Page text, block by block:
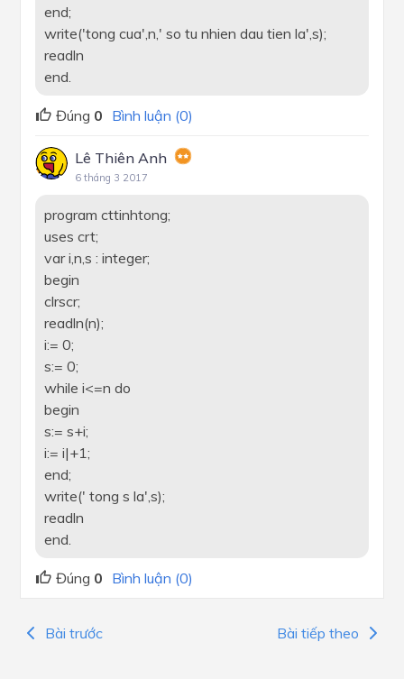
end;
write('tong cua',n,' so tu nhien dau tien la',s);
readln
end.
Đúng 0 Bình luận (0)
Lê Thiên Anh
6 tháng 3 2017
program cttinhtong;
uses crt;
var i,n,s : integer;
begin
clrscr;
readln(n);
i:= 0;
s:= 0;
while i<=n do
begin
s:= s+i;
i:= i|+1;
end;
write(' tong s la',s);
readln
end.
Đúng 0 Bình luận (0)